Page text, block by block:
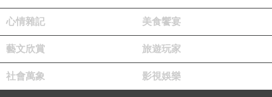
心情雜記 美食饗宴
藝文欣賞 旅遊玩家
社會萬象 影視娛樂